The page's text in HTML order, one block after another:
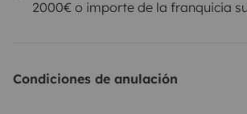
2000€ o importe de la franquicia
Condiciones de anulación